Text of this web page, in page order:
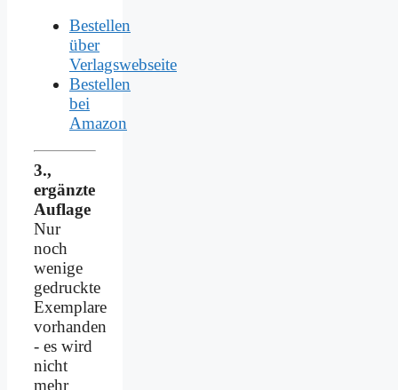
Bestellen
über
Verlagswebseite
Bestellen
bei
Amazon
3.,
ergänzte
Auflage
Nur
noch
wenige
gedruckte
Exemplare
vorhanden
- es wird
nicht
mehr